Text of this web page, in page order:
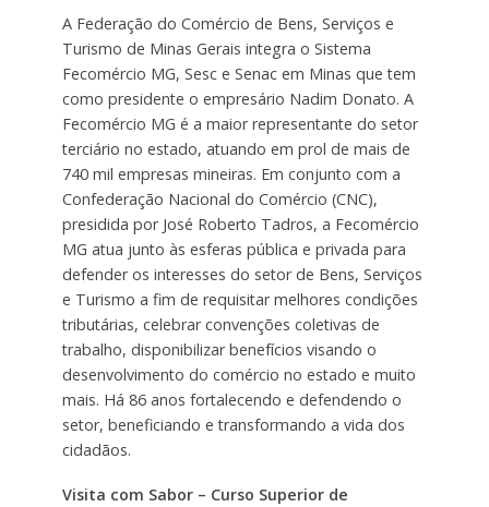
A Federação do Comércio de Bens, Serviços e
Turismo de Minas Gerais integra o Sistema
Fecomércio MG, Sesc e Senac em Minas que tem
como presidente o empresário Nadim Donato. A
Fecomércio MG é a maior representante do setor
terciário no estado, atuando em prol de mais de
740 mil empresas mineiras. Em conjunto com a
Confederação Nacional do Comércio (CNC),
presidida por José Roberto Tadros, a Fecomércio
MG atua junto às esferas pública e privada para
defender os interesses do setor de Bens, Serviços
e Turismo a fim de requisitar melhores condições
tributárias, celebrar convenções coletivas de
trabalho, disponibilizar benefícios visando o
desenvolvimento do comércio no estado e muito
mais. Há 86 anos fortalecendo e defendendo o
setor, beneficiando e transformando a vida dos
cidadãos.
Visita com Sabor – Curso Superior de